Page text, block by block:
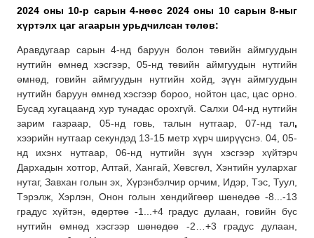
2024 оны 10-р сарын 4-нөөс 2024 оны 10 сарын 8-ныг
хүртэлх цаг агаарын урьдчилсан төлөв:
Аравдугаар сарын 4-нд баруун болон төвийн аймгуудын
нутгийн өмнөд хэсгээр, 05-нд төвийн аймгуудын нутгийн
өмнөд, говийн аймгуудын нутгийн хойд, зүүн аймгуудын
нутгийн баруун өмнөд хэсгээр бороо, нойтон цас, цас орно.
Бусад хугацаанд хур тунадас орохгүй. Салхи 04-нд нутгийн
зарим газраар, 05-нд говь, талын нутгаар, 07-нд тал,
хээрийн нутгаар секундэд 13-15 метр хүрч ширүүснэ. 04, 05-
нд ихэнх нутгаар, 06-нд нутгийн зүүн хэсгээр хүйтэрч
Дархадын хотгор, Алтай, Хангай, Хөвсгөл, Хэнтийн уулархаг
нутаг, Завхан голын эх, Хүрэнбэлчир орчим, Идэр, Тэс, Туул,
Тэрэлж, Хэрлэн, Онон голын хөндийгөөр шөнөдөө -8...-13
градус хүйтэн, өдөртөө -1...+4 градус дулаан, говийн бүс
нутгийн өмнөд хэсгээр шөнөдөө -2…+3 градус дулаан,